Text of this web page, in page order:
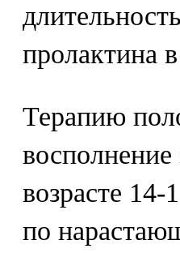
пролактина
Терапию
возрасте 14-
по